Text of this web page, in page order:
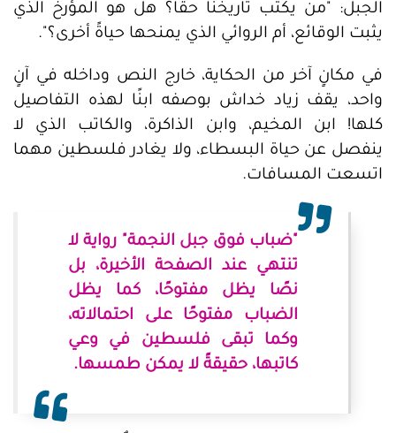
الجبل: "من يكتب تاريخنا حقًا؟ هل هو المؤرخ الذي
يثبت الوقائع، أم الروائي الذي يمنحها حياةً أخرى؟".
في مكانٍ آخر من الحكاية، خارج النص وداخله في آنٍ
واحد، يقف زياد خداش بوصفه ابنًا لهذه التفاصيل
كلها! ابن المخيم، وابن الذاكرة، والكاتب الذي لا
ينفصل عن حياة البسطاء، ولا يغادر فلسطين مهما
اتسعت المسافات.
"ضباب فوق جبل النجمة" رواية لا
تنتهي عند الصفحة الأخيرة، بل
نصًا يظل مفتوحًا، كما يظل
الضباب مفتوحًا على احتمالاته،
وكما تبقى فلسطين في وعي
كاتبها، حقيقةً لا يمكن طمسها.